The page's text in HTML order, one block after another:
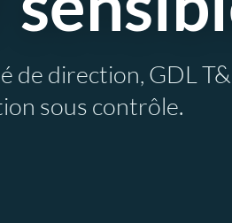
de direction, GDL
sous contrôle.